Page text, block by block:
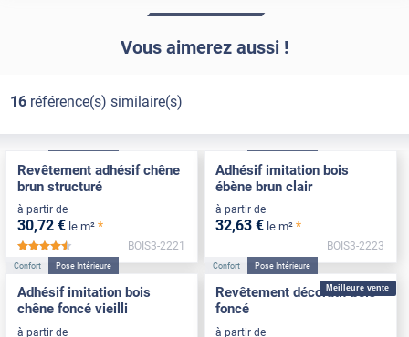
Vous aimerez aussi !
16référence(s) similaire(s)
Revêtement adhésif chêne
brun structuré
à partir de
30,72 € le m² *
*****
BOIS3-2221
Adhésif imitation bois
ébène brun clair
à partir de
32,63 € le m² *
BOIS3-2223
Confort Pose Intérieure
Adhésif imitation bois
chêne foncé vieilli
à partir de
Meilleure vente
Confort Pose Intérieure
Revêtement décoratif bois
foncé
à partir de